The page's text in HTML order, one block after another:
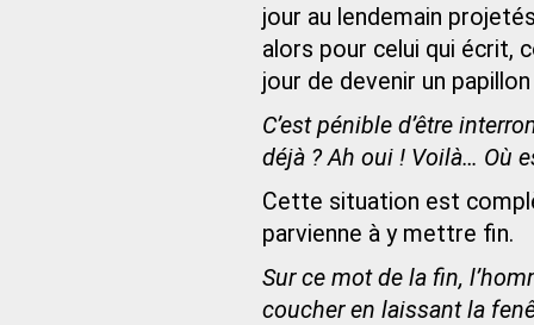
jour au lendemain
alors pour celui qui écrit,
jour de devenir un
C’est pénible d’être
déjà ? Ah oui ! Voilà… Où
Cette situation est
parvienne à y mettre fin.
Sur ce mot de la fin,
coucher en laissant la